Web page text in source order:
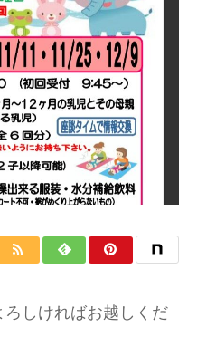
ろしければお越しくだ